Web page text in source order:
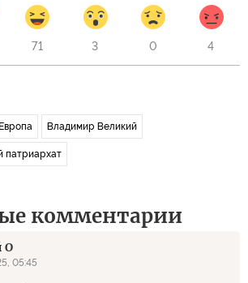
71 3 0 4
Владимир Великий
патриархат
комментарии
05:45